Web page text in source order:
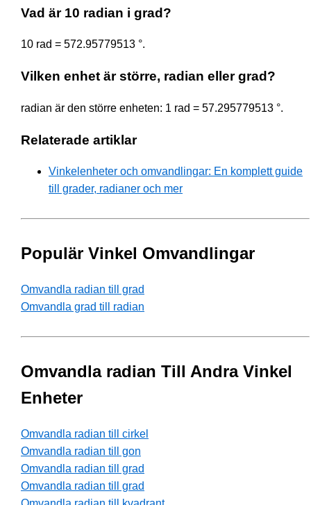
Vad är 10 radian i grad?
10 rad = 572.95779513 °.
Vilken enhet är större, radian eller grad?
radian är den större enheten: 1 rad = 57.295779513 °.
Relaterade artiklar
Vinkelenheter och omvandlingar: En komplett guide
till grader, radianer och mer
Populär Vinkel Omvandlingar
Omvandla radian till grad
Omvandla grad till radian
Omvandla radian Till Andra Vinkel
Enheter
Omvandla radian till cirkel
Omvandla radian till gon
Omvandla radian till grad
Omvandla radian till grad